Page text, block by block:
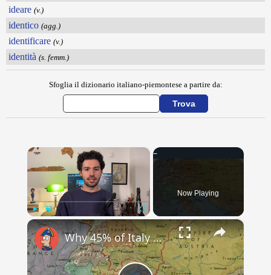
ideare (v.)
identico (agg.)
identificare (v.)
identità (s. femm.)
Sfoglia il dizionario italiano-piemontese a partire da:
×
Play Unmute Fullscreen
Now Playing
×
Why 45% of Italy Doesn't Speak "Italian"